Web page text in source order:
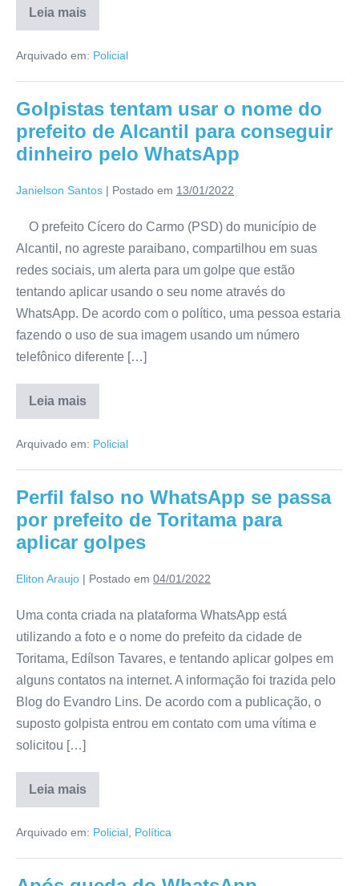
Leia mais
Arquivado em: Policial
Golpistas tentam usar o nome do
prefeito de Alcantil para conseguir
dinheiro pelo WhatsApp
Janielson Santos | Postado em 13/01/2022
O prefeito Cícero do Carmo (PSD) do município de
Alcantil, no agreste paraibano, compartilhou em suas
redes sociais, um alerta para um golpe que estão
tentando aplicar usando o seu nome através do
WhatsApp. De acordo com o político, uma pessoa estaria
fazendo o uso de sua imagem usando um número
telefônico diferente […]
Leia mais
Arquivado em: Policial
Perfil falso no WhatsApp se passa
por prefeito de Toritama para
aplicar golpes
Eliton Araujo | Postado em 04/01/2022
Uma conta criada na plataforma WhatsApp está
utilizando a foto e o nome do prefeito da cidade de
Toritama, Edílson Tavares, e tentando aplicar golpes em
alguns contatos na internet. A informação foi trazida pelo
Blog do Evandro Lins. De acordo com a publicação, o
suposto golpista entrou em contato com uma vítima e
solicitou […]
Leia mais
Arquivado em: Policial Política